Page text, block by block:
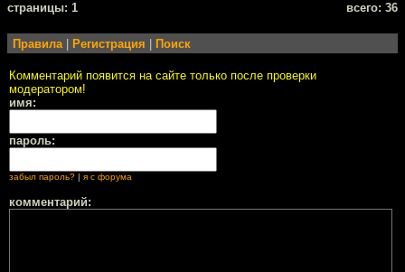
cтраницы: 1 всего: 36
Правила| Регистрация Поиск
Комментарий появится на сайте только после проверки
модератором!
имя:
пароль:
забыл пароль? | я с форума
комментарий: